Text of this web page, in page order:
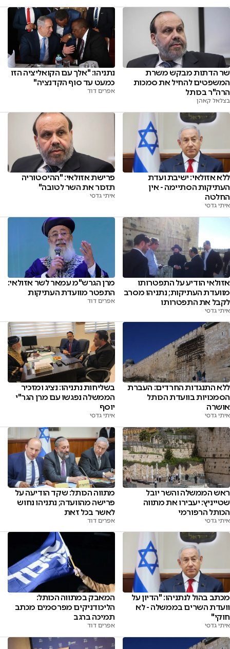
שר הדתות מבקש משרת
המשפטים להחיל את סמכות
הרה"ר בכותל
בצלאל קאהן
נתניהו: "אלך עם הקואליציה הזו
כמעט עד סוף הקדנציה"
אפרים דוד
ללא אזולאי: ישיבת ועדת
העתיקות הסתיימה - אין
החלטה
איתי גדסי
פרישת אזולאי: "ההיסטוריה
תזכור את השר לטובה"
איתי גדסי
אזולאי הודיע על התפטרותו
מוועדת העתיקות; נתניהו מסרב
לקבל את התפטרותו
איתי גדסי
מרן הגרש"מ עמאר לשר אזולאי:
התפטר מוועדת העתיקות
אפרים דוד
ללא התנגדות החרדים: העברת
הסמכויות בוועדת הכותל
אושרה
איתי גדסי
בשליחות נתניהו: נציג ומזכיר
הממשלה נפגשו עם מרן הגר"י
יוסף
איתי גדסי
ראש הממשלה והשר יובל
שטייניץ: יעבירו את מתווה
הכותל הרפורמי
איתי גדסי
מתווה הכותל: שקד הודיעה על
פרישה מהוועדה; נתניהו נחוש
לאשר בכל זאת
אפרים דוד
מכתב בהול לנתניהו: "הדיון על
וועדת השרים בממשלה - לא
חוקי"
איתי גדסי
המאבק במתווה הכותל:
הליכודניקים מפרסמים מכתב
תמיכה ברגב
אפרים דוד